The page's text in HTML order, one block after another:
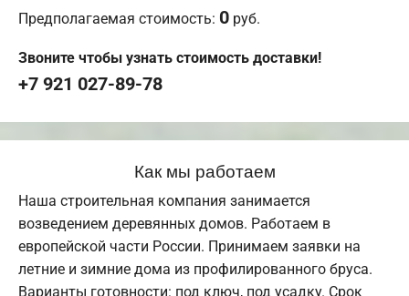
Предполагаемая стоимость: 0 руб.
Звоните чтобы узнать стоимость доставки!
+7 921 027-89-78
Как мы работаем
Наша строительная компания занимается
возведением деревянных домов. Работаем в
европейской части России. Принимаем заявки на
летние и зимние дома из профилированного бруса.
Варианты готовности: под ключ, под усадку. Срок